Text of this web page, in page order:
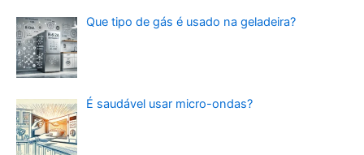
Que tipo de gás é usado na geladeira?
É saudável usar micro-ondas?